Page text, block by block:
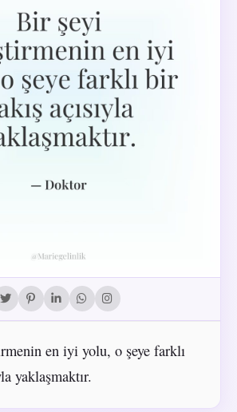
en iyi yolu, o şeye farklı
yaklaşmaktır.